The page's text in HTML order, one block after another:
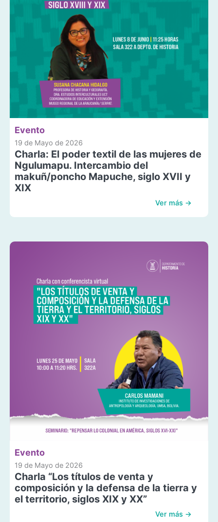
Evento
19 de Mayo de 2026
Charla: El poder textil de las mujeres de
Ngulumapu. Intercambio del
makuñ/poncho Mapuche, siglo XVII y
XIX
Ver más →
Evento
19 de Mayo de 2026
Charla “Los títulos de venta y
composición y la defensa de la tierra y
el territorio, siglos XIX y XX”
Ver más →